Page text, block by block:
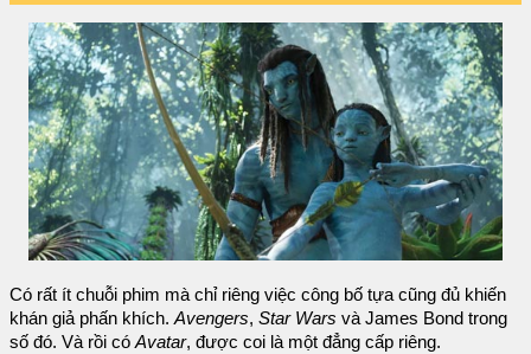
Có rất ít chuỗi phim mà chỉ riêng việc công bố tựa cũng đủ khiến
khán giả phấn khích.Avengers, Star Wars và James Bond trong
số đó. Và rồi cóAvatar, được coi là một đẳng cấp riêng.